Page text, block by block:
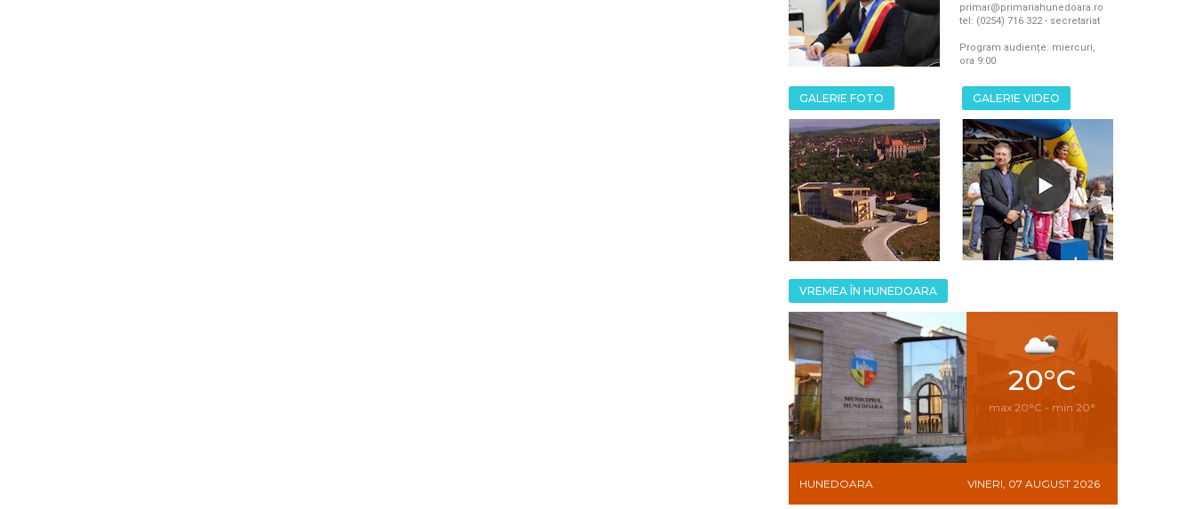
primar@primariahunedoara.ro
tel: (0254) 716 322 - secretariat
Program audiențe: miercuri,
ora 9:00
GALERIE FOTO GALERIE VIDEO
VREMEA ÎN HUNEDOARA
20°C
max 20°C - min 20°
HUNEDOARA VINERI, 07 AUGUST 2026